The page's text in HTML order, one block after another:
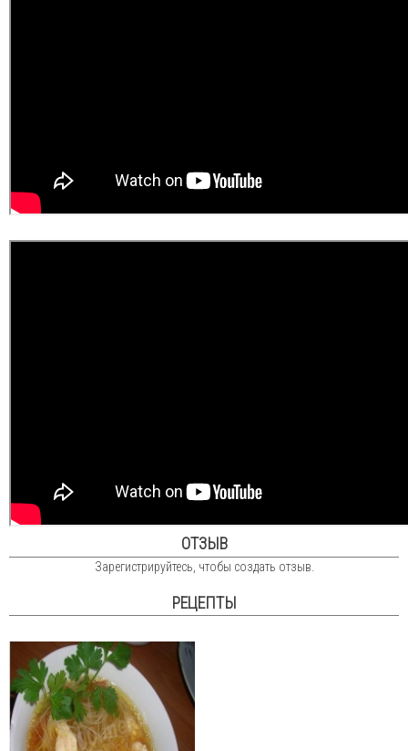
ОТЗЫВ
Зарегистрируйтесь, чтобы создать отзыв.
РЕЦЕПТЫ